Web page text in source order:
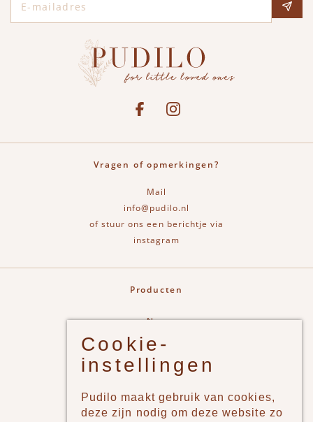
See our FacebookBekijk onze Instagram pagina
Vragen of opmerkingen?
Mail
info@pudilo.nl
of stuur ons een berichtje via
instagram
Producten
New
Jongens
Meisjes
Merken
Cookie-
instellingen
Pudilo maakt gebruik van cookies,
deze zijn nodig om deze website zo